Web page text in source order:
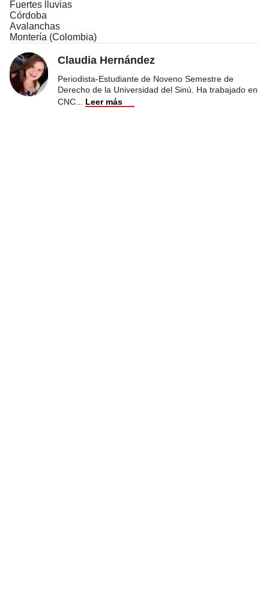
Fuertes lluvias
Córdoba
Avalanchas
Montería (Colombia)
Claudia Hernández
Periodista-Estudiante de Noveno Semestre de
Derecho de la Universidad del Sinú. Ha trabajado en
CNC
Leer más